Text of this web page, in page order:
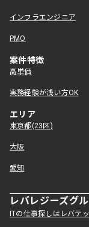
インフラエンジニア
PMO
案件特徴
高単価
実務経験が浅い方OK
エリア
東京都(23区)
大阪
愛知
レバレジーズグ
ITの仕事探しはレバテ